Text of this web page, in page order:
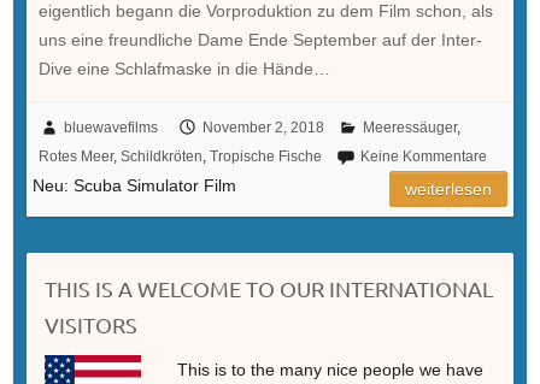
eigentlich begann die Vorproduktion zu dem Film schon, als
uns eine freundliche Dame Ende September auf der Inter-
Dive eine Schlafmaske in die Hände…
bluewavefilms November 2, 2018 Meeressäuger,
Rotes Meer, Schildkröten, Tropische Fische Keine Kommentare
Neu: Scuba Simulator Film weiterlesen
THIS IS A WELCOME TO OUR INTERNATIONAL
VISITORS
This is to the many nice people we have